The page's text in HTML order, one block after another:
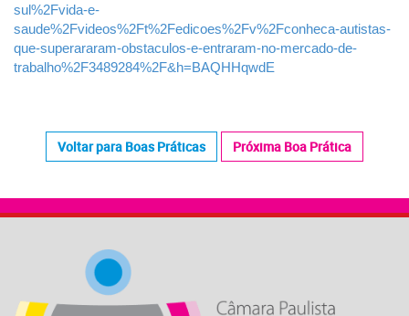
sul%2Fvida-e-
saude%2Fvideos%2Ft%2Fedicoes%2Fv%2Fconheca-autistas-
que-superararam-obstaculos-e-entraram-no-mercado-de-
trabalho%2F3489284%2F&h=BAQHHqwdE
Voltar para Boas Práticas Próxima Boa Prática